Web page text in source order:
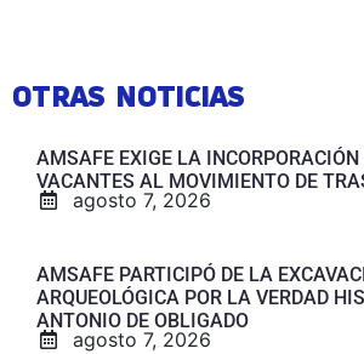
OTRAS NOTICIAS
AMSAFE EXIGE LA
VACANTES AL MOVIMIENTO DE
agosto 7, 2026
AMSAFE PARTICIPÓ DE LA
ARQUEOLÓGICA POR LA VERDAD
ANTONIO DE OBLIGADO
agosto 7, 2026